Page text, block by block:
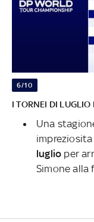
6/10
I TORNEI DI LUGLIO
Una
luglio per
Simone alla